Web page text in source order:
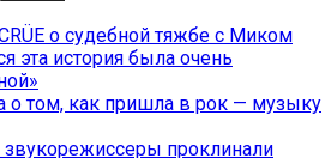
о судебной тяжбе с Миком
эта история была очень
о том, как пришла в рок — музыку
звукорежиссеры проклинали